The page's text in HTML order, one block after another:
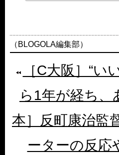
（BLOGOLA編集部）
［C大阪］“
ら1年が経ち
本］反町康治監
ーターの反応